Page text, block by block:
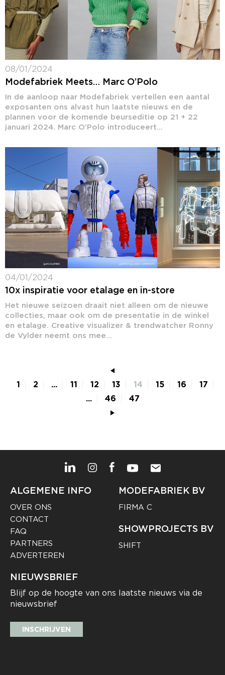
08/01/2024
Modefabriek Meets… Marc O’Polo
In de aanloop naar Modefabriek vertellen een aantal
exposanten ons alvast hun laatste nieuws en de
plannen voor de komende beurseditie op 21 + 22
januari 2024. Marc O’Polo introduceert...
04/01/2024
10x inspiratie voor etalage en in-store
Het nieuwe seizoen draait niet alleen om de nieuwe
collecties, maar ook om de presentatie in de winkel
en etalage. Creative visualizer & trendwatcher Ronny
de Vylder neemt ons mee...
1 2 ... 11 12 13 14 15 16
17
...
46 47
ALGEMENE INFO
OVER ONS
CONTACT
FAQ
PARTNERS
ADVERTEREN
MODEFABRIEK BV
FIRMA C
SHOWPROJECTS BV
SHIFT
NIEUWSBRIEF
Blijf op de hoogte van ons laatste nieuws via de
nieuwsbrief
INSCHRIJVEN